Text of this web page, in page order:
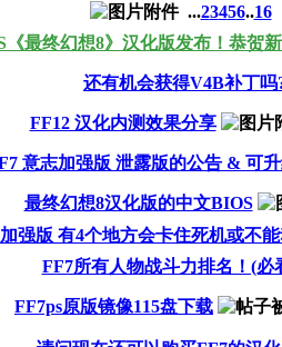
...23456..16
《最终幻想8》汉化版发布！恭贺
还有机会获得V4B补丁吗
FF12 汉化内测效果分享
意志加强版 泄露版的公告 & 可
最终幻想8汉化版的中文BIOS
强版 有4个地方会卡住死机或不
FF7所有人物战斗力排名！(必
FF7ps原版镜像115盘下载